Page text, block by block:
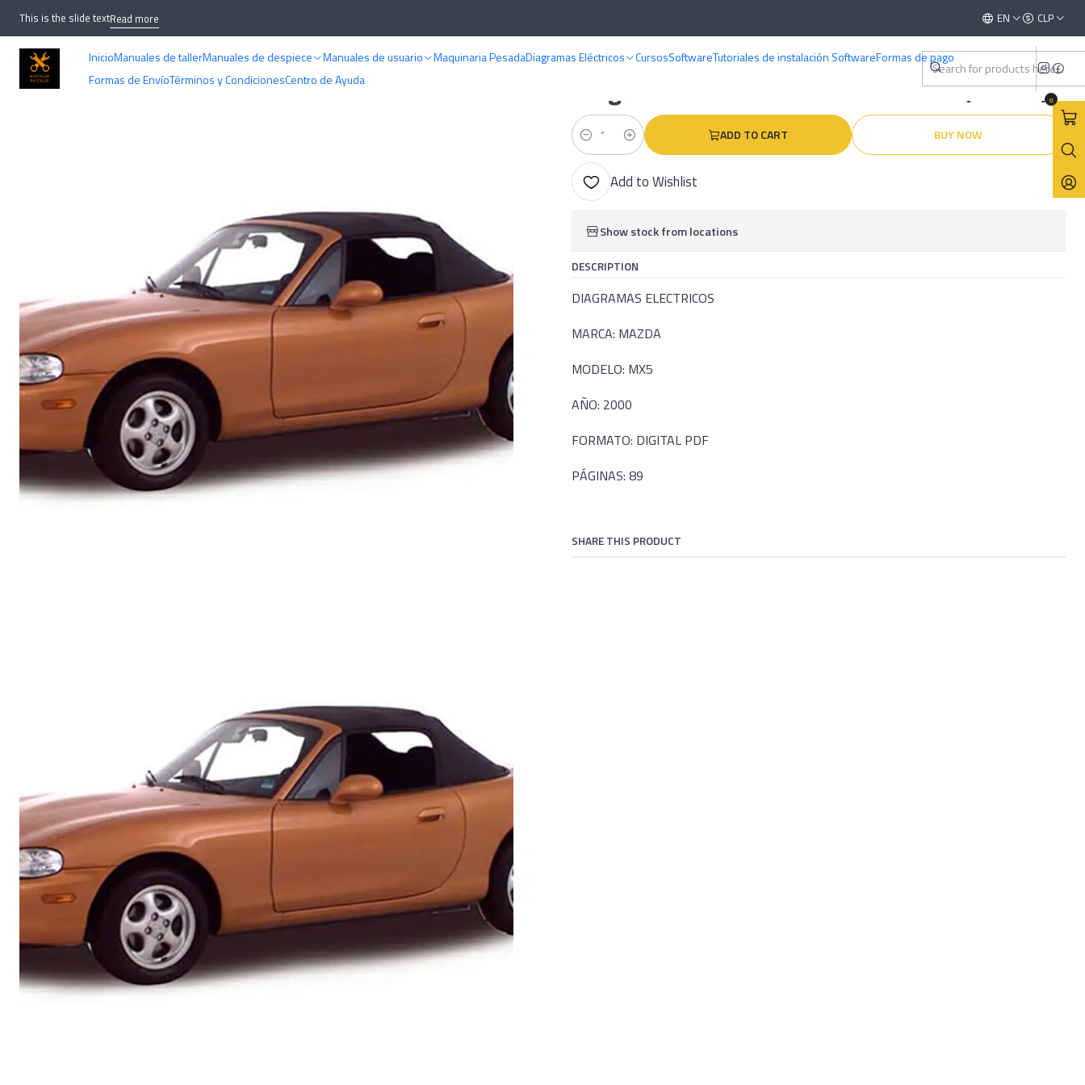
InicioManuales de tallerManuales de despiece Manuales de usuario Maquinaria PesadaDiagramas Eléctricos CursosSoftwareTutoriales de instalación SoftwareFormas de pago
Formas de EnvíoTérminos y CondicionesCentro de Ayuda
0
This is the slide textRead more EN CLP
Diagramas Electricos - Mazda MX5 ( 2000 )
Quantity
ADD TO CART BUY NOW
Add to Wishlist
Show stock from locations
DESCRIPTION
DIAGRAMAS ELECTRICOS
MARCA: MAZDA
MODELO: MX5
AÑO: 2000
FORMATO: DIGITAL PDF
PÁGINAS: 89
SHARE THIS PRODUCT